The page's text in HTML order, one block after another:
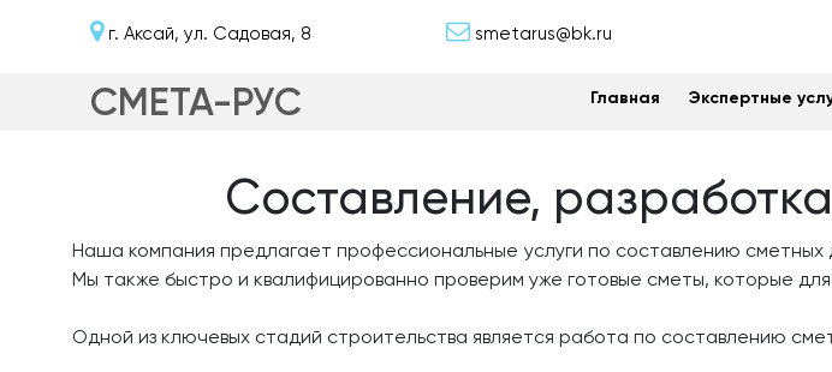
г. Аксай, ул. Садовая, 8 smetarus@bk.ru
СМЕТА-РУС Главная Экспертные
Составление,
Наша компания предлагает профессиональные услуги по составлению
Мы также быстро и квалифицированно проверим уже готовые сметы, которые
Одной из ключевых стадий строительства является работа по составлению